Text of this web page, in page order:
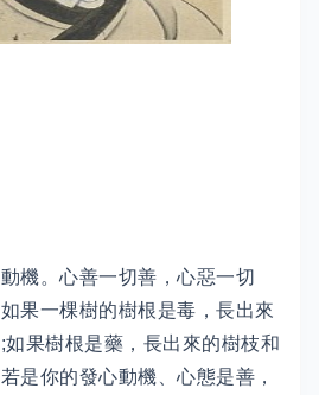
機。心善一切善，心惡一切
果一棵樹的樹根是毒，長出來
果樹根是藥，長出來的樹枝和
是你的發心動機、心態是善，